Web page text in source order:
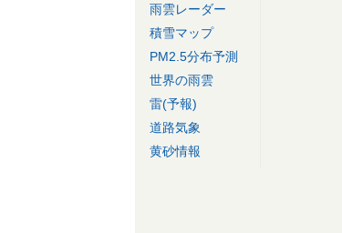
雨雲レーダー
積雪マップ
PM2.5分布予測
世界の雨雲
雷(予報)
道路気象
黄砂情報